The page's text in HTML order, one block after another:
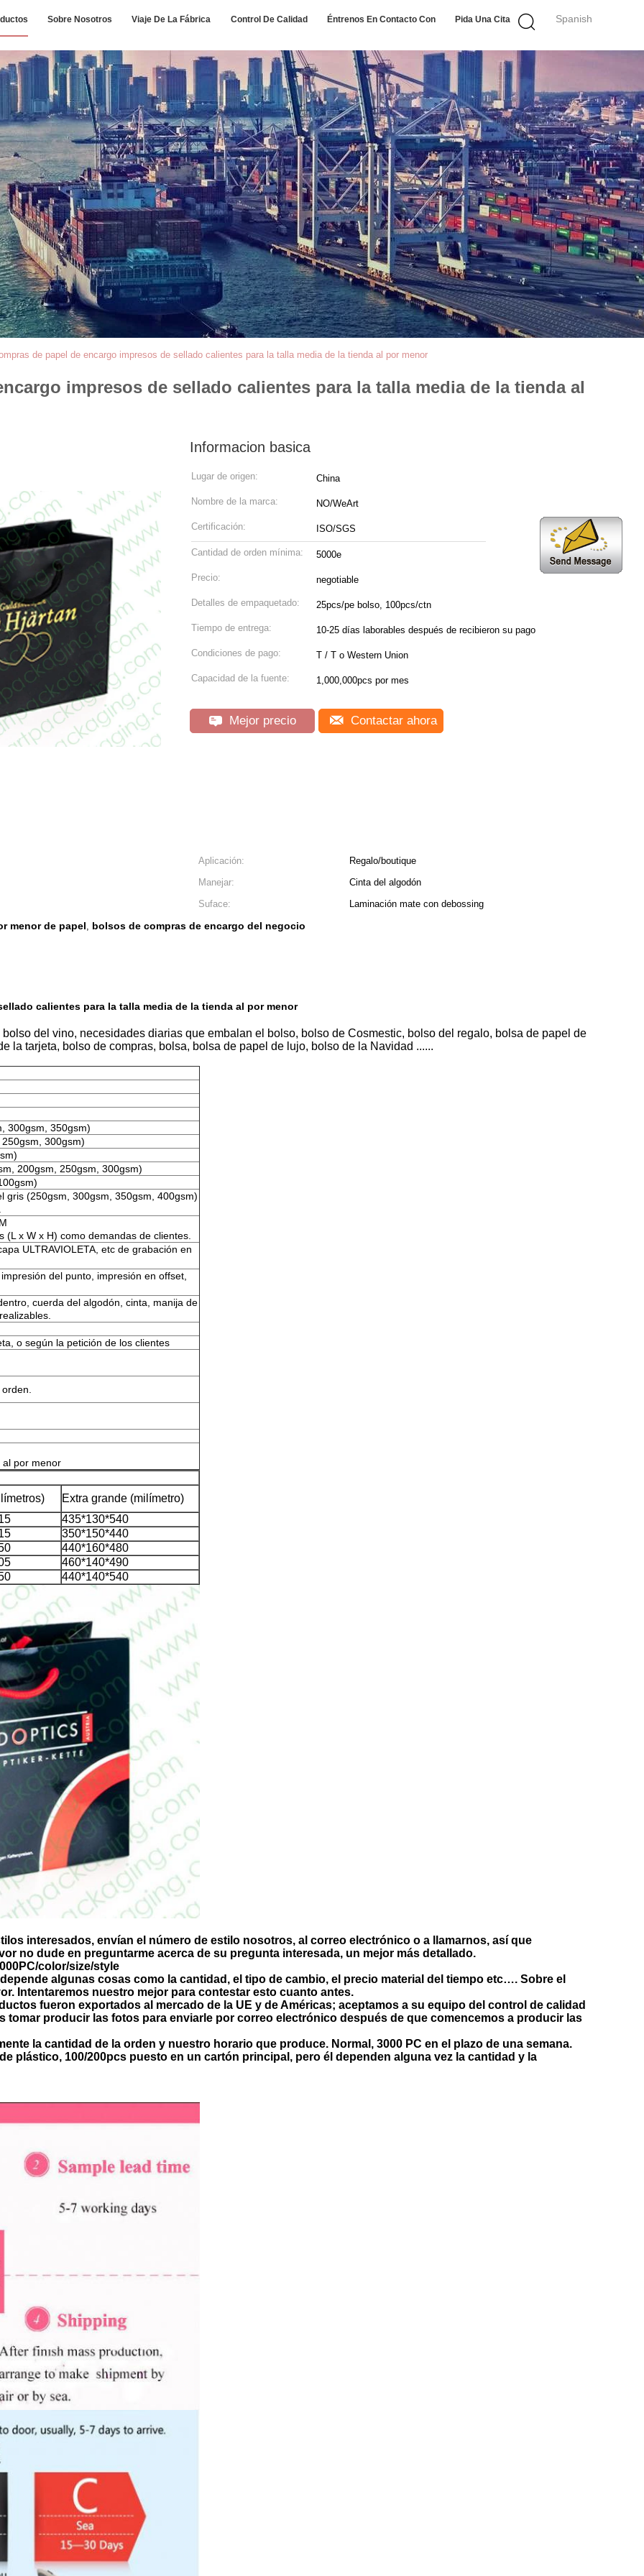
Spanish
Sobre Nosotros Viaje De La Fábrica Control De Calidad Éntrenos En Contacto Con Pida Una Cita
de papel de encargo impresos de sellado calientes para la talla media de la tienda al por menor
impresos de sellado calientes para la talla media de la tienda al
Informacion basica
Lugar de origen: China
Nombre de la marca: NO/WeArt
Certificación: ISO/SGS
Cantidad de orden mínima: 5000e
Precio: negotiable
Detalles de empaquetado: 25pcs/pe bolso, 100pcs/ctn
Tiempo de entrega: 10-25 días laborables después de recibieron su pago
Condiciones de pago: T / T o Western Union
Capacidad de la fuente: 1,000,000pcs por mes
Mejor precio Contactar ahora
Aplicación:
Regalo/boutique
Manejar:
Cinta del algodón
Suface:
Laminación mate con debossing
menor de papel, bolsos de compras de encargo del negocio
calientes para la talla media de la tienda al por menor
bolso del vino, necesidades diarias que embalan el bolso, bolso de Cosmestic, bolso del regalo, bolsa de papel de
la tarjeta, bolso de compras, bolsa, bolsa de papel de lujo, bolso de la Navidad ......
300gsm, 350gsm)
300gsm)
200gsm, 250gsm, 300gsm)
gris (250gsm, 300gsm, 350gsm, 400gsm)
x W x H) como demandas de clientes.
ULTRAVIOLETA, etc de grabación en
del punto, impresión en offset,
cuerda del algodón, cinta, manija de
o según la petición de los clientes
al por menor
Extra grande (milímetro)
435*130*540
350*150*440
440*160*480
460*140*490
440*140*540
interesados, envían el número de estilo nosotros, al correo electrónico o a llamarnos, así que
no dude en preguntarme acerca de su pregunta interesada, un mejor más detallado.
color/size/style
algunas cosas como la cantidad, el tipo de cambio, el precio material del tiempo etc…. Sobre el
Intentaremos nuestro mejor para contestar esto cuanto antes.
fueron exportados al mercado de la UE y de Américas; aceptamos a su equipo del control de calidad
tomar producir las fotos para enviarle por correo electrónico después de que comencemos a producir las
la cantidad de la orden y nuestro horario que produce. Normal, 3000 PC en el plazo de una semana.
plástico, 100/200pcs puesto en un cartón principal, pero él dependen alguna vez la cantidad y la